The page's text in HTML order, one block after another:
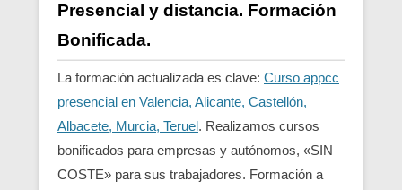
Presencial y distancia. Formación
Bonificada.
La formación actualizada es clave: Curso appcc
presencial en Valencia, Alicante, Castellón,
Albacete, Murcia, Teruel. Realizamos cursos
bonificados para empresas y autónomos, «SIN
COSTE» para sus trabajadores. Formación a